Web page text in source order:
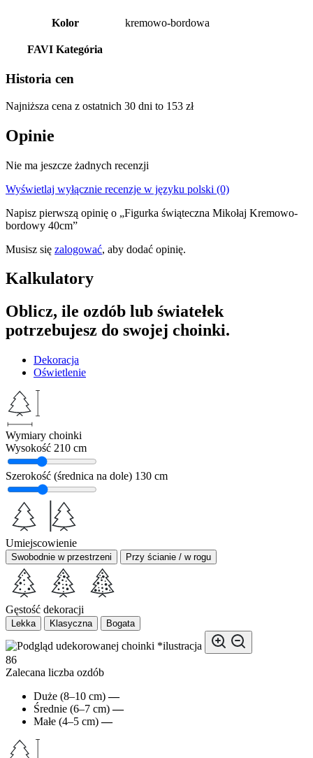
Kolor kremowo-bordowa
FAVI Kategória
Historia cen
Najniższa cena z ostatnich 30 dni to 153 zł
Opinie
Nie ma jeszcze żadnych recenzji
Wyświetlaj wyłącznie recenzje w języku polski (0)
Napisz pierwszą opinię o „Figurka świąteczna Mikołaj Kremowo-
bordowy 40cm”
Musisz się zalogować, aby dodać opinię.
Kalkulatory
Oblicz, ile ozdób lub światełek
potrzebujesz do swojej choinki.
Dekoracja
Oświetlenie
Wymiary choinki
Wysokość 210 cm
Szerokość (średnica na dole) 130 cm
Umiejscowienie
Swobodnie w przestrzeni Przy ścianie / w rogu
Gęstość dekoracji
Lekka Klasyczna Bogata
*ilustracja
86
Zalecana liczba ozdób
Duże (8–10 cm) —
Średnie (6–7 cm) —
Małe (4–5 cm) —